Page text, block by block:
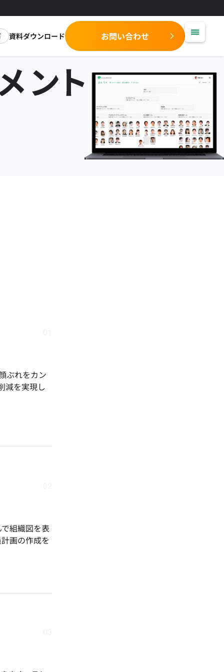
資料ダウンロード お問い合わせ
ぶれをカン
減を実現し
組織図を表
画の作成を